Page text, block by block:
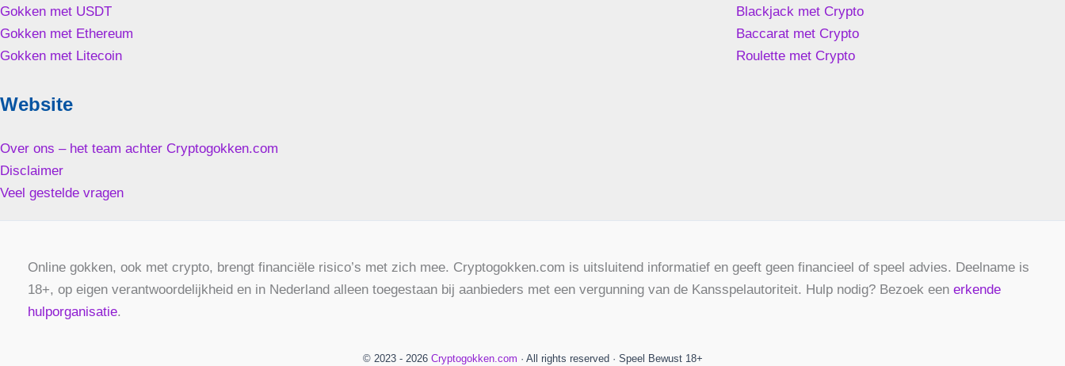
Gokken met USDT
Gokken met Ethereum
Gokken met Litecoin
Website
Over ons – het team achter Cryptogokken.com
Disclaimer
Veel gestelde vragen
Blackjack met Crypto
Baccarat met Crypto
Roulette met Crypto
Online gokken, ook met crypto, brengt financiële risico’s met zich mee. Cryptogokken.com is uitsluitend informatief en geeft geen financieel of speel advies. Deelname is
18+, op eigen verantwoordelijkheid en in Nederland alleen toegestaan bij aanbieders met een vergunning van de Kansspelautoriteit. Hulp nodig? Bezoek een erkende
hulporganisatie.
© 2023 - 2026 Cryptogokken.com · All rights reserved · Speel Bewust 18+